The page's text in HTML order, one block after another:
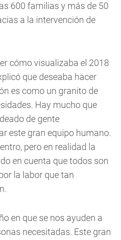
600 familias y más de 50
a la intervención de
cómo visualizaba el 2018
que deseaba hacer
es como un granito de
Hay mucho que
de gente
este gran equipo humano.
pero en realidad la
en cuenta que todos son
la labor que tan
en que se nos ayuden a
necesitadas. Este gran